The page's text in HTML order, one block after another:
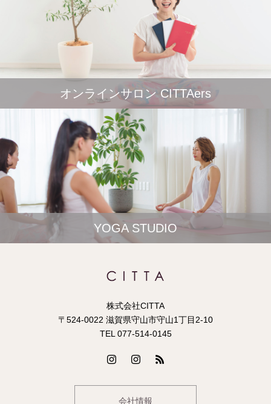
オンラインサロン CITTAers
YOGA STUDIO
株式会社CITTA
〒524-0022 滋賀県守山市守山1丁目2-10
TEL 077-514-0145
会社情報